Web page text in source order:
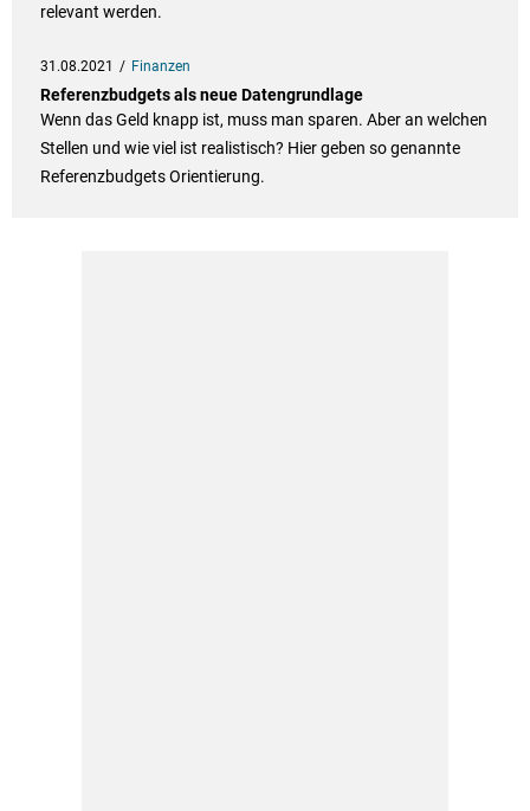
relevant werden.
31.08.2021 Finanzen
Referenzbudgets als neue Datengrundlage
Wenn das Geld knapp ist, muss man sparen. Aber an welchen
Stellen und wie viel ist realistisch? Hier geben so genannte
Referenzbudgets Orientierung.